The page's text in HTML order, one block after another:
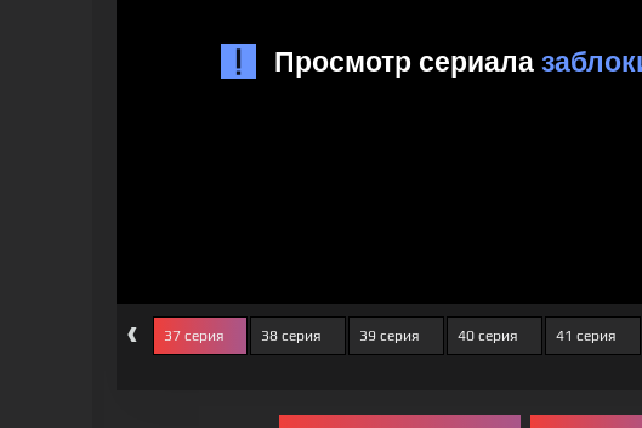
‹ 37 серия 38 серия 39 серия 40 серия 41 серия